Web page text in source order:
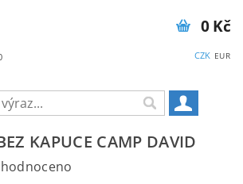
CZK EUR
0 Kč
KAPUCE CAMP DAVID